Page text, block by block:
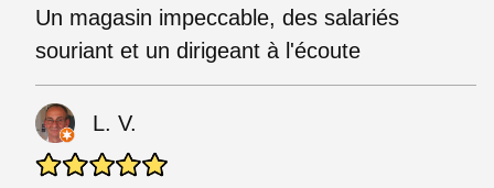
Un magasin impeccable, des salariés
souriant et un dirigeant à l'écoute
L. V.